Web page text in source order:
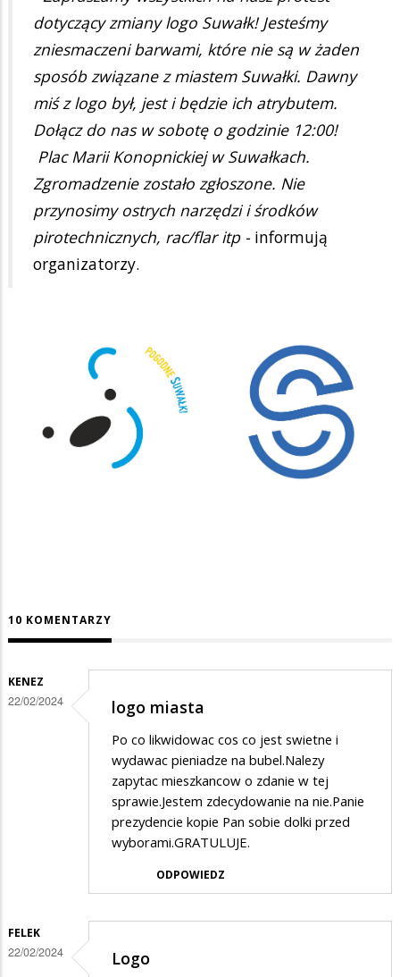
dotyczący zmiany logo Suwałk! Jesteśmy
zniesmaczeni barwami, które nie są w żaden
sposób związane z miastem Suwałki. Dawny
miś z logo był, jest i będzie ich atrybutem.
Dołącz do nas w sobotę o godzinie 12:00!
Plac Marii Konopnickiej w Suwałkach.
Zgromadzenie zostało zgłoszone. Nie
przynosimy ostrych narzędzi i środków
pirotechnicznych, rac/flar itp - informują
organizatorzy.
10 KOMENTARZY
KENEZ
22/02/2024 logo miasta
Po co likwidowac cos co jest swietne i
wydawac pieniadze na bubel.Nalezy
zapytac mieszkancow o zdanie w tej
sprawie.Jestem zdecydowanie na nie.Panie
prezydencie kopie Pan sobie dolki przed
wyborami.GRATULUJE.
ODPOWIEDZ
FELEK
22/02/2024 Logo